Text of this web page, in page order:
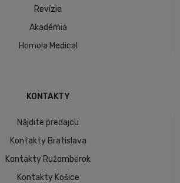
Revízie
Akadémia
Homola Medical
KONTAKTY
Nájdite predajcu
Kontakty Bratislava
Kontakty Ružomberok
Kontakty Košice